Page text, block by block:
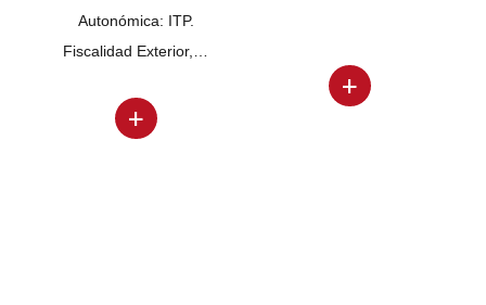
Autonómica: ITP.
Fiscalidad Exterior,…
+
+